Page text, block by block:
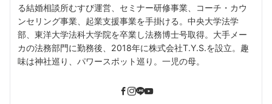
る結婚相談所むすび運営、セミナー研修事業、コーチ・カウ
ンセリング事業、起業支援事業を手掛ける。中央大学法学
部、東洋大学法科大学院を卒業し法務博士号取得。大手メー
カの法務部門に勤務後、2018年に株式会社T.Y.S.を設立。趣
味は神社巡り、パワースポット巡り。一児の母。